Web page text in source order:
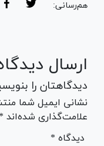
هم‌رسانی:
ارسال
دیدگاهتان را
نشانی ایمیل شما
علامت‌گذاری شده‌اند *
* دیدگاه